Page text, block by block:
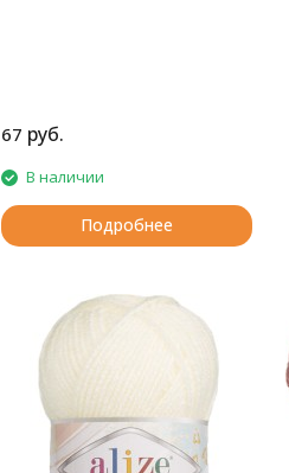
67 руб.
В наличии
Подробнее